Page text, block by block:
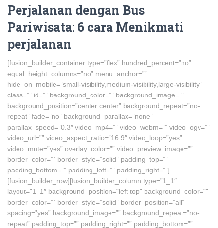
Perjalanan dengan Bus
Pariwisata: 6 cara Menikmati
perjalanan
[fusion_builder_container type=”flex” hundred_percent=”no”
equal_height_columns=”no” menu_anchor=””
hide_on_mobile=”small-visibility,medium-visibility,large-visibility”
class=”” id=”” background_color=”” background_image=””
background_position=”center center” background_repeat=”no-
repeat” fade=”no” background_parallax=”none”
parallax_speed=”0.3″ video_mp4=”” video_webm=”” video_ogv=””
video_url=”” video_aspect_ratio=”16:9″ video_loop=”yes”
video_mute=”yes” overlay_color=”” video_preview_image=””
border_color=”” border_style=”solid” padding_top=””
padding_bottom=”” padding_left=”” padding_right=””]
[fusion_builder_row][fusion_builder_column type=”1_1″
layout=”1_1″ background_position=”left top” background_color=””
border_color=”” border_style=”solid” border_position=”all”
spacing=”yes” background_image=”” background_repeat=”no-
repeat” padding_top=”” padding_right=”” padding_bottom=””